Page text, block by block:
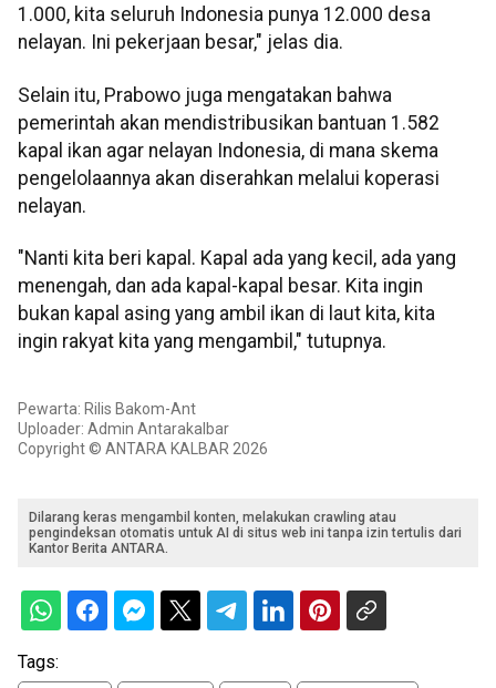
1.000, kita seluruh Indonesia punya 12.000 desa
nelayan. Ini pekerjaan besar," jelas dia.
Selain itu, Prabowo juga mengatakan bahwa
pemerintah akan mendistribusikan bantuan 1.582
kapal ikan agar nelayan Indonesia, di mana skema
pengelolaannya akan diserahkan melalui koperasi
nelayan.
"Nanti kita beri kapal. Kapal ada yang kecil, ada yang
menengah, dan ada kapal-kapal besar. Kita ingin
bukan kapal asing yang ambil ikan di laut kita, kita
ingin rakyat kita yang mengambil," tutupnya.
Pewarta: Rilis Bakom-Ant
Uploader: Admin Antarakalbar
Copyright © ANTARA KALBAR 2026
Dilarang keras mengambil konten, melakukan crawling atau
pengindeksan otomatis untuk AI di situs web ini tanpa izin tertulis dari
Kantor Berita ANTARA.
Tags: